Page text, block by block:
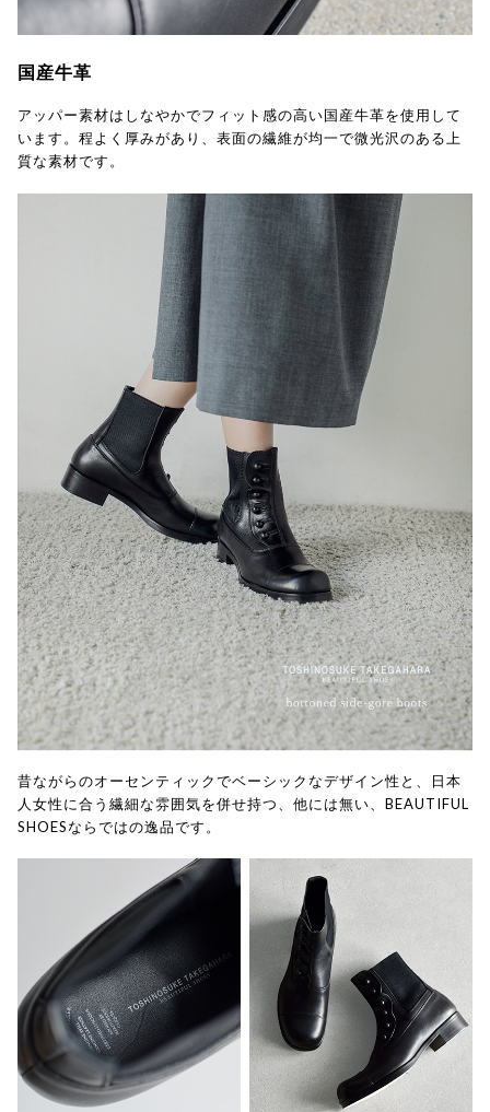
国産牛革
アッパー素材はしなやかでフィット感の高い国産牛革を使用して
います。程よく厚みがあり、表面の繊維が均一で微光沢のある上
質な素材です。
昔ながらのオーセンティックでベーシックなデザイン性と、日本
人女性に合う繊細な雰囲気を併せ持つ、他には無い、BEAUTIFUL
SHOESならではの逸品です。